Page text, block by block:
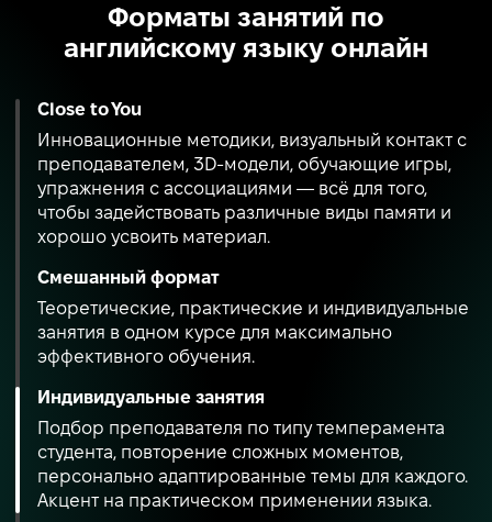
Форматы занятий по
английскому языку онлайн
Close to You
Инновационные методики, визуальный контакт с
преподавателем, 3D-модели, обучающие игры,
упражнения с ассоциациями — всё для того,
чтобы задействовать различные виды памяти и
хорошо усвоить материал.
Смешанный формат
Теоретические, практические и индивидуальные
занятия в одном курсе для максимально
эффективного обучения.
Индивидуальные занятия
Подбор преподавателя по типу темперамента
студента, повторение сложных моментов,
персонально адаптированные темы для каждого.
Акцент на практическом применении языка.